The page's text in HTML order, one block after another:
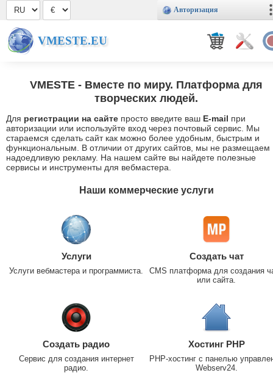
Авторизация
VMESTE.EU
VMESTE - Вместе по миру. Платформа для
творческих людей.
Для регистрации на сайте просто введите ваш E-mail при
авторизации или используйте вход через почтовый сервис. Мы
стараемся сделать сайт как можно более удобным, быстрым и
функциональным. В отличии от других сайтов, мы не размещаем
надоедливую рекламу. На нашем сайте вы найдете полезные
сервисы и инструменты для вебмастера.
Наши коммерческие услуги
Услуги
Услуги вебмастера и программиста.
Создать чат
CMS платформа для создания
или сайта.
Создать радио
Сервис для создания интернет
радио.
Хостинг PHP
PHP-хостинг с панелью
Webserv24.